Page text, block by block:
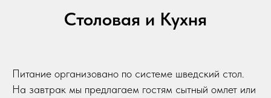
Столовая и Кухня
Питание организовано по системе шведский стол.
На завтрак мы предлагаем гостям сытный омлет или